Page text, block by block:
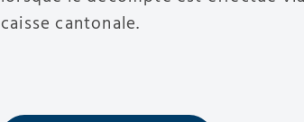
caisse cantonale.